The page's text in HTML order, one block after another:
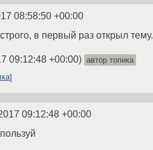
08:58:50 +00:00
в первый раз открыл тему.
09:12:48 +00:00) автор топика
09:12:48 +00:00